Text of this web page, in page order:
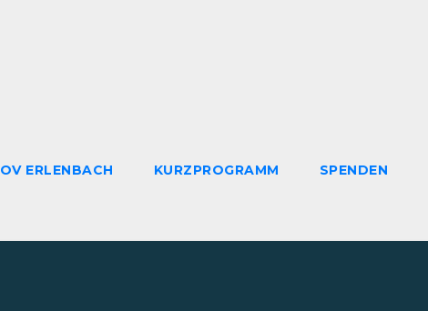
OV ERLENBACH KURZPROGRAMM SPENDEN